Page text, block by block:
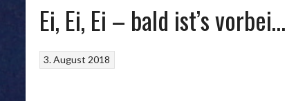
Ei, Ei, Ei – bald ist’s vorbei…
3. August 2018